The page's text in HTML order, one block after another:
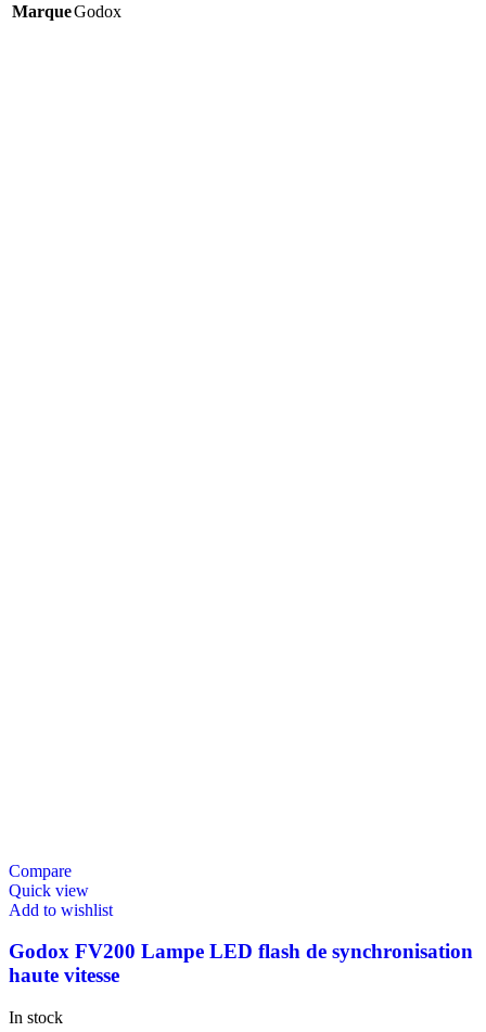
MarqueGodox
Compare
Quick view
Add to wishlist
Godox FV200 Lampe LED flash de synchronisation
haute vitesse
In stock